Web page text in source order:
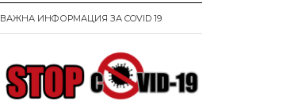
ВАЖНА ИНФОРМАЦИЯ ЗА COVID 19